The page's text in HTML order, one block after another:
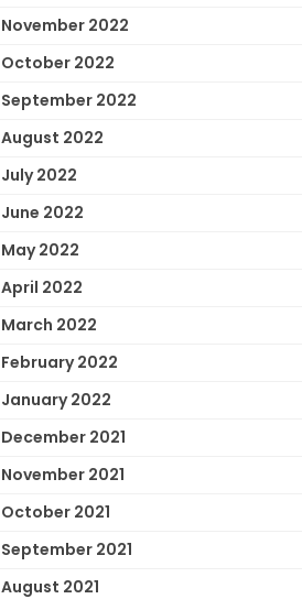
November 2022
October 2022
September 2022
August 2022
July 2022
June 2022
May 2022
April 2022
March 2022
February 2022
January 2022
December 2021
November 2021
October 2021
September 2021
August 2021